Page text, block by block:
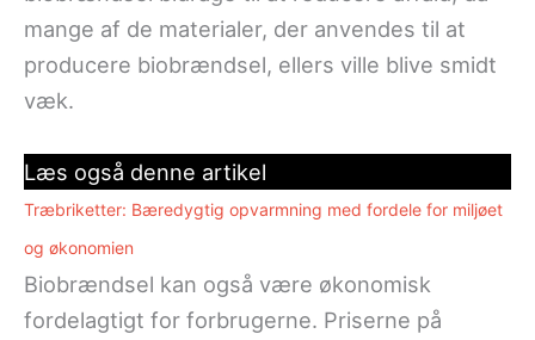
mange af de materialer, der anvendes til at
producere biobrændsel, ellers ville blive smidt
væk.
Læs også denne artikel
Træbriketter: Bæredygtig opvarmning med fordele for miljøet
og økonomien
Biobrændsel kan også være økonomisk
fordelagtigt for forbrugerne. Priserne på